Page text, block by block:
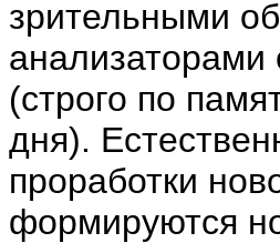
зрительными
анализаторами
(строго по
дня).
проработки
формируются